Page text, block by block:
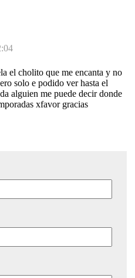
el cholito que me encanta y no
solo e podido ver hasta el
alguien me puede decir donde
xfavor gracias